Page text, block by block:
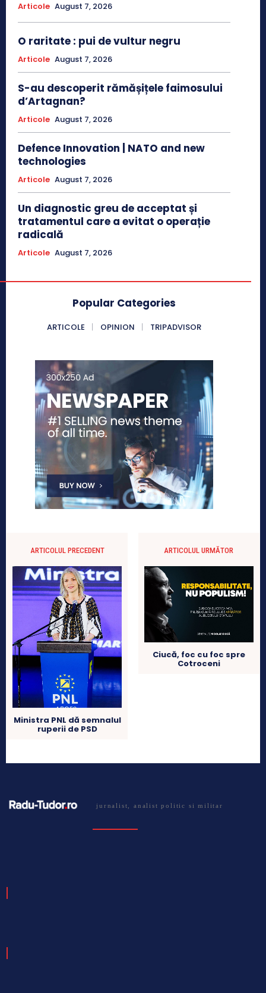
Articole August 7, 2026
O raritate : pui de vultur negru
Articole August 7, 2026
S-au descoperit rămășițele faimosului
d’Artagnan?
Articole August 7, 2026
Defence Innovation | NATO and new
technologies
Articole August 7, 2026
Un diagnostic greu de acceptat și
tratamentul care a evitat o operație
radicală
Articole August 7, 2026
Popular Categories
ARTICOLE OPINION TRIPADVISOR
ARTICOLUL PRECEDENT
Ministra PNL dă semnalul
ruperii de PSD
ARTICOLUL URMĂTOR
Ciucă, foc cu foc spre
Cotroceni
jurnalist, analist politic si militar